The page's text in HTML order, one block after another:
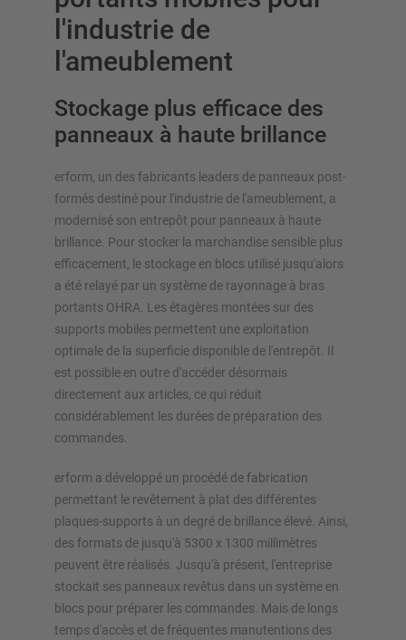
l'industrie de
l'ameublement
Stockage plus efficace des
panneaux à haute brillance
erform, un des fabricants leaders de panneaux post-
formés destiné pour l'industrie de l'ameublement, a
modernisé son entrepôt pour panneaux à haute
brillance. Pour stocker la marchandise sensible plus
efficacement, le stockage en blocs utilisé jusqu'alors
a été relayé par un système de rayonnage à bras
portants OHRA. Les étagères montées sur des
supports mobiles permettent une exploitation
optimale de la superficie disponible de l'entrepôt. Il
est possible en outre d'accéder désormais
directement aux articles, ce qui réduit
considérablement les durées de préparation des
commandes.
erform a développé un procédé de fabrication
permettant le revêtement à plat des différentes
plaques-supports à un degré de brillance élevé. Ainsi,
des formats de jusqu'à 5300 x 1300 millimètres
peuvent être réalisés. Jusqu'à présent, l'entreprise
stockait ses panneaux revêtus dans un système en
blocs pour préparer les commandes. Mais de longs
temps d'accès et de fréquentes manutentions des
APERÇU DES SYSTÈMES DE
Rayonnages à palettes
Rayonnages mobiles
Stockage automatique
Hall de rayonnages
Mezzanines
Rayonnage vertical
Planifiez votre système de rayonnage individuellement avec
nos configurateurs – y compris la demande directe
Configurer le rayonnage maintenant